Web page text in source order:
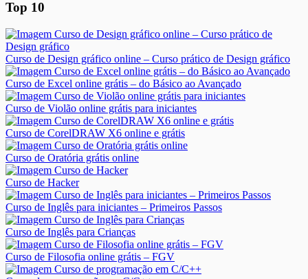
Top 10
Curso de Design gráfico online – Curso prático de Design gráfico
Curso de Excel online grátis – do Básico ao Avançado
Curso de Violão online grátis para iniciantes
Curso de CorelDRAW X6 online e grátis
Curso de Oratória grátis online
Curso de Hacker
Curso de Inglês para iniciantes – Primeiros Passos
Curso de Inglês para Crianças
Curso de Filosofia online grátis – FGV